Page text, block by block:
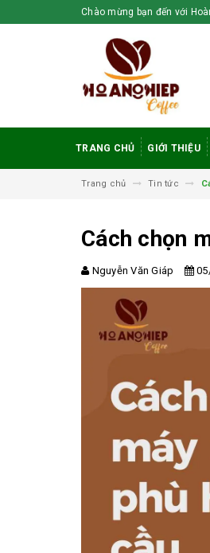
Chào mừng bạn đến với
TRANG CHỦ GIỚI THIỆU
Trang chủ Tin tức
Cách chọn
Nguyễn Văn Giáp